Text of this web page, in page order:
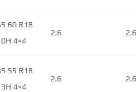
60 R18
4×4
2.6
55 R18
4×4
2.6